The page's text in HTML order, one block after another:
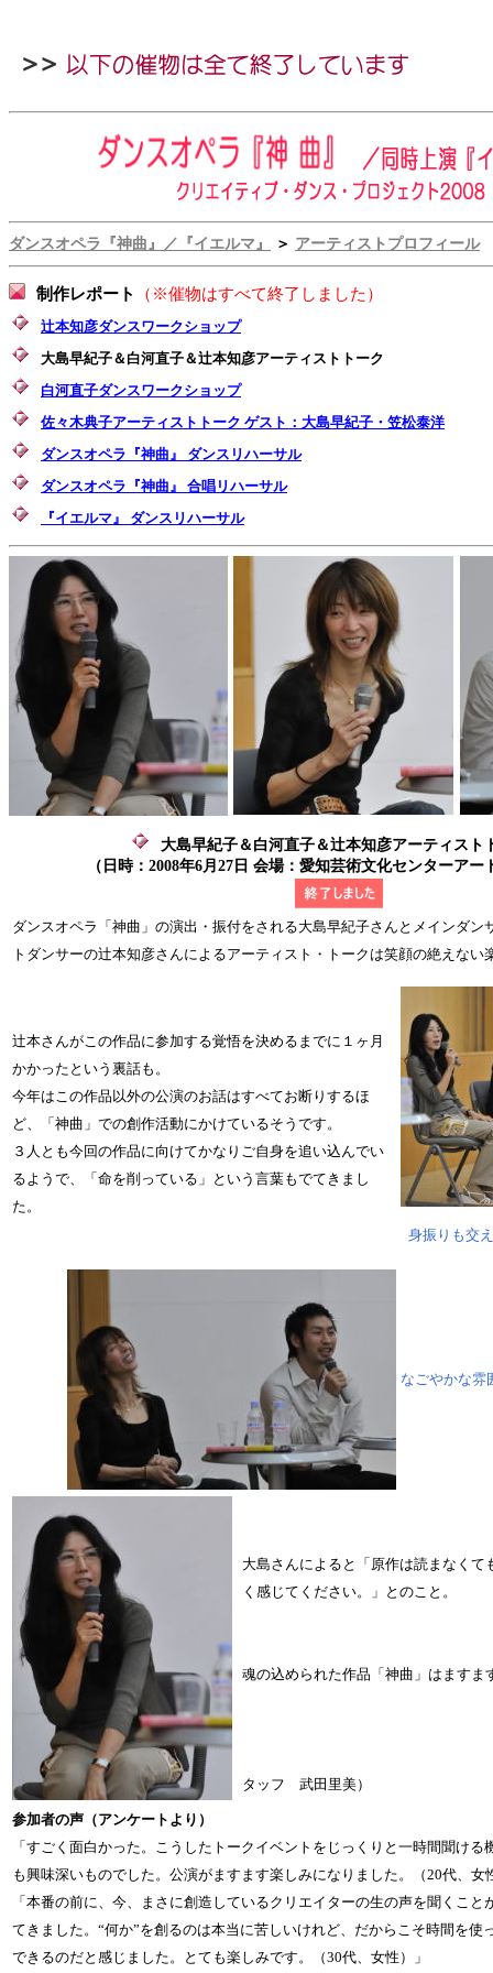
ダンスオペラ『神曲』／『イエルマ』 ＞ アーティストプロフィール
制作レポート （※催物はすべて終了しました）
辻本知彦ダンスワークショップ
大島早紀子＆白河直子＆辻本知彦アーティストトーク
白河直子ダンスワークショップ
佐々木典子アーティストトーク ゲスト：大島早紀子・笠松泰洋
ダンスオペラ『神曲』 ダンスリハーサル
ダンスオペラ『神曲』 合唱リハーサル
『イエルマ』 ダンスリハーサル
大島早紀子＆白河直子＆辻本知彦アーティス
（日時：2008年6月27日 会場：愛知芸術文化センターアー
ダンスオペラ「神曲」の演出・振付をされる大島早紀子さんとメインダン
トダンサーの辻本知彦さんによるアーティスト・トークは笑顔の絶えない
辻本さんがこの作品に参加する覚悟を決めるまでに１ヶ月
かかったという裏話も。
今年はこの作品以外の公演のお話はすべてお断りするほ
ど、「神曲」での創作活動にかけているそうです。
３人とも今回の作品に向けてかなりご自身を追い込んでい
るようで、「命を削っている」という言葉もでてきまし
た。
身振りも交
なごやかな雰
大島さんによると「原作は読まなくて
く感じてください。」とのこと。
魂の込められた作品「神曲」はますま
タッフ 武田里美）
参加者の声（アンケートより）
「すごく面白かった。こうしたトークイベントをじっくりと一時間聞ける
も興味深いものでした。公演がますます楽しみになりました。（20代、女
「本番の前に、今、まさに創造しているクリエイターの生の声を聞くこと
てきました。“何か”を創るのは本当に苦しいけれど、だからこそ時間を使
できるのだと感じました。とても楽しみです。（30代、女性）」